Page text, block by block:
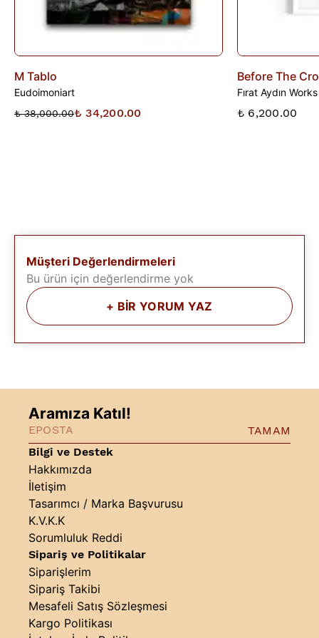
M Tablo
Eudoimoniart
₺ 38,000.00₺ 34,200.00
Before The
Fırat Aydın Works
₺ 6,200.00
Müşteri Değerlendirmeleri
Bu ürün için değerlendirme yok
+ BİR YORUM YAZ
Bilgi ve Destek
Hakkımızda
İletişim
Tasarımcı / Marka Başvurusu
K.V.K.K
Sorumluluk Reddi
Sipariş ve Politikalar
Siparişlerim
Sipariş Takibi
Mesafeli Satış Sözleşmesi
Kargo Politikası
Aramıza Katıl!
TAMAM